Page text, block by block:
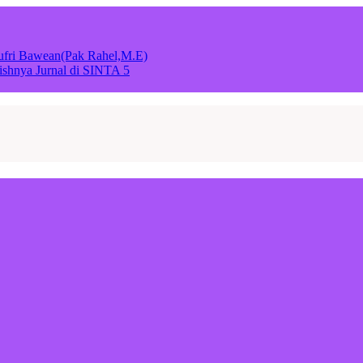
Bawean(Pak Rahel,M.E)
Jurnal di SINTA 5